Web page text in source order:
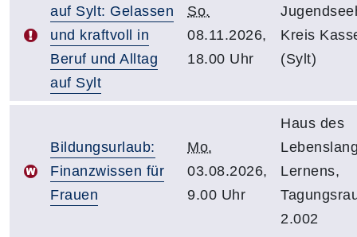
auf Sylt: Gelassen
und kraftvoll in
Beruf und Alltag
auf Sylt
So.
08.11.2026,
18.00 Uhr
Kreis
(Sylt)
Bildungsurlaub:
Finanzwissen für
Frauen
Mo.
03.08.2026,
9.00 Uhr
Haus des
Lernens,
2.002